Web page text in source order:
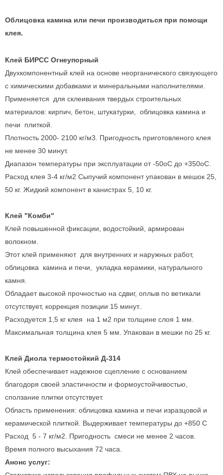
Облицовка камина или печи производиться при помощи
клея.
Клей БИРСС Огнеупорный
Двухкомпонентный клей на основе неорганического связующего
с химическими добавками и минеральными наполнителями.
Применяется для склеивания твердых строительных
материалов: кирпич, бетон, штукатурки, облицовка камина и
печи плиткой.
Плотность 2000- 2100 кг/м3. Пригодность приготовленого клея
не менее 30 минут.
Диапазон температуры при эксплуатации от -50oС до +350oС.
Расход клея 3-4 кг/м2 Сыпучий компонент упакован в мешок 25,
50 кг. Жидкий компонент в канистрах 5, 10 кг.
Клей "Комби"
Клей повышенной фиксации, водостойкий, армирован
волокном.
Этот клей применяют для внутренних и наружных работ,
облицовка камина и печи, укладка керамики, натурального
камня.
Обладает высокой прочностью на сдвиг, оплыв по ветикали
отсутствует, коррекция позиции 15 минут..
Расходуется 1,5 кг клея на 1 м2 при толщине слоя 1 мм.
Максимальная толщина клея 5 мм. Упакован в мешки по 25 кг.
Клей Диола термостойкий Д-314
Клей обеспечивает надежное сцепление с основанием
благодоря своей эластичностм и формоустойчивостью,
сползание плитки отсутствует.
Область применения: облицовка камина и печи изразцовой и
керамической плиткой. Выдерживает температуры до +850 С
Расход 5 - 7 кг/м2. Пригодность смеси не менее 2 часов.
Время полного высыхания 72 часа.
Анонс услуг: